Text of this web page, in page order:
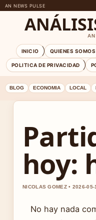
AN NEWS PULSE
INICIO QUIENES SOMOS
POLITICA DE PRIVACIDAD
BLOG ECONOMIA LOCAL
hoy:
NICOLAS GOMEZ • 2026-
No hay nada